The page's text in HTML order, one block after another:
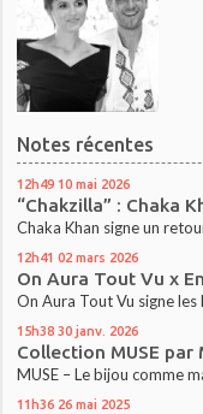
Notes récentes
12h49 10 mai 2026
“Chakzilla” : Chaka
Chaka Khan signe un
12h41 02 mars 2026
On Aura Tout Vu x
On Aura Tout Vu signe
15h38 30 janv. 2026
Collection MUSE par
MUSE – Le bijou comme
11h36 26 mai 2025